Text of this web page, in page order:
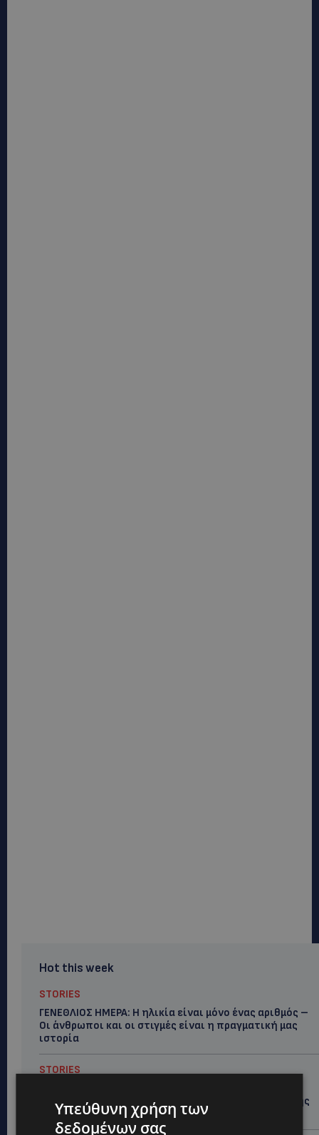
Hot this week
STORIES
ΓΕΝΕΘΛΙΟΣ ΗΜΕΡΑ: Η ηλικία είναι μόνο ένας αριθμός –
Οι άνθρωποι και οι στιγμές είναι η πραγματική μας
ιστορία
STORIES
μητέρα τριών παιδιών – Έρανος για τη θεραπεία της
στην Αγγλία
Υπεύθυνη χρήση των
δεδομένων σας